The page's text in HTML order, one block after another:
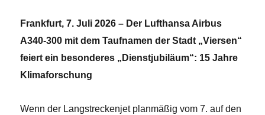
Frankfurt, 7. Juli 2026 – Der Lufthansa Airbus
A340-300 mit dem Taufnamen der Stadt „Viersen“
feiert ein besonderes „Dienstjubiläum“: 15 Jahre
Klimaforschung
Wenn der Langstreckenjet planmäßig vom 7. auf den